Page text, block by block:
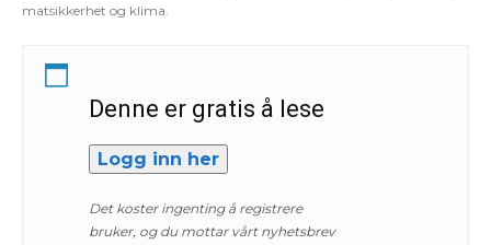
matsikkerhet og klima.
Denne er gratis å lese
Logg inn her
Det koster ingenting å registrere
bruker, og du mottar vårt nyhetsbrev